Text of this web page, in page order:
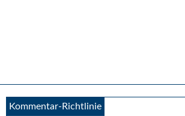
Leser-
Kommentar-Richtlinie